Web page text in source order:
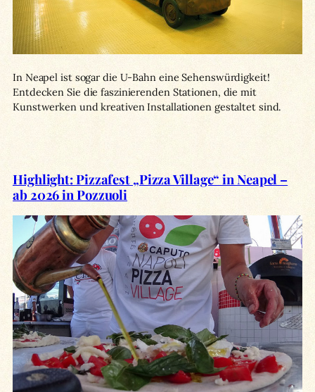
In Neapel ist sogar die U-Bahn eine Sehenswürdigkeit!
Entdecken Sie die faszinierenden Stationen, die mit
Kunstwerken und kreativen Installationen gestaltet sind.
Highlight: Pizzafest „Pizza Village“ in Neapel –
ab 2026 in Pozzuoli